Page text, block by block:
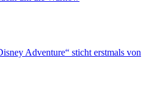
Adventure“ sticht erstmals von